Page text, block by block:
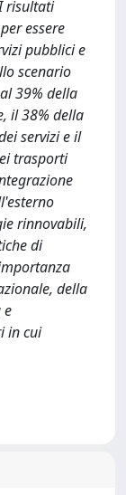
risultati
essere
pubblici e
scenario
39% della
il 38% della
servizi e il
trasporti
rinnovabili,
di
della
e
in cui